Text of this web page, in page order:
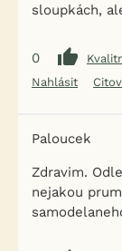
sloupkách,
0
Nahlásit
Paloucek
Zdravim.
nejakou